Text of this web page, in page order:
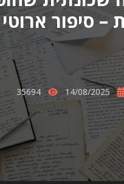
– סיפור
14/08/2025
35694